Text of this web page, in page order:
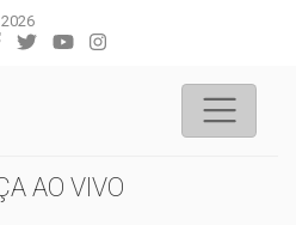
AO VIVO